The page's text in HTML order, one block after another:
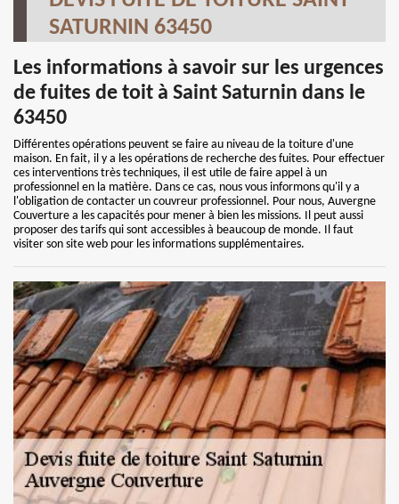
SATURNIN 63450
Les informations à savoir sur les urgences
de fuites de toit à Saint Saturnin dans le
63450
Différentes opérations peuvent se faire au niveau de la toiture d'une
maison. En fait, il y a les opérations de recherche des fuites. Pour effectuer
ces interventions très techniques, il est utile de faire appel à un
professionnel en la matière. Dans ce cas, nous vous informons qu'il y a
l'obligation de contacter un couvreur professionnel. Pour nous, Auvergne
Couverture a les capacités pour mener à bien les missions. Il peut aussi
proposer des tarifs qui sont accessibles à beaucoup de monde. Il faut
visiter son site web pour les informations supplémentaires.